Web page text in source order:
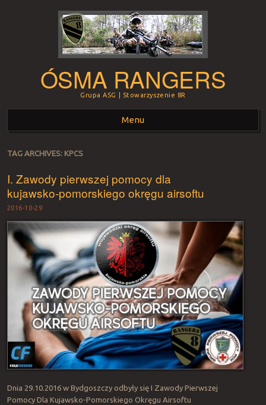
ÓSMA RANGERS
Grupa ASG | Stowarzyszenie 8R
Menu
Skip to content
TAG ARCHIVES: KPCS
I. Zawody pierwszej pomocy dla
kujawsko-pomorskiego okręgu airsoftu
2016-10-29
Dnia 29.10.2016 w Bydgoszczy odbyły się I Zawody Pierwszej
Pomocy Dla Kujawsko-Pomorskiego Okręgu Airsoftu